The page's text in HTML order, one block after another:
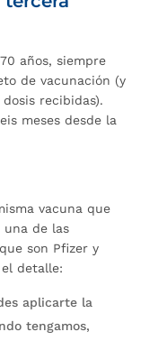
años, siempre
de vacunación (y
recibidas).
meses desde la
vacuna que
de las
son Pfizer y
detalle:
aplicarte la
tengamos,